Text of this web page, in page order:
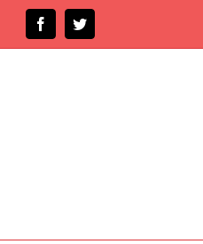
FacebookTwitter